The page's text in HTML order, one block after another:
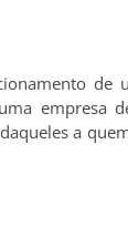
de
empresa
a